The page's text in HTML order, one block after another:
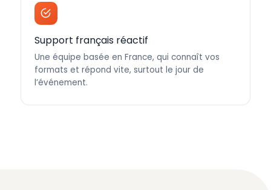
Support français réactif
Une équipe basée en France, qui connaît vos
formats et répond vite, surtout le jour de
l’événement.